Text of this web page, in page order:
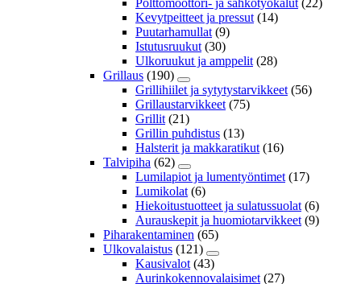
Polttomoottori- ja sähkötyökalut (22)
Kevytpeitteet ja pressut (14)
Puutarhamullat (9)
Istutusruukut (30)
Ulkoruukut ja amppelit (28)
Grillaus (190)
Grillihiilet ja sytytystarvikkeet (56)
Grillaustarvikkeet (75)
Grillit (21)
Grillin puhdistus (13)
Halsterit ja makkaratikut (16)
Talvipiha (62)
Lumilapiot ja lumentyöntimet (17)
Lumikolat (6)
Hiekoitustuotteet ja sulatussuolat (6)
Aurauskepit ja huomiotarvikkeet (9)
Piharakentaminen (65)
Ulkovalaistus (121)
Kausivalot (43)
Aurinkokennovalaisimet (27)